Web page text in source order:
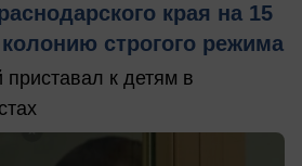
края на 15
строгого режима
к детям в